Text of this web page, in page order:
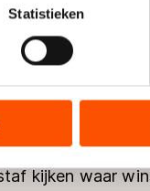
uw voorkeuren in het
partners voor
heeft verstrekt of
buiten de EU,
te klikken, stemt
Statistieken
bij de
de allroundploeg
kijken waar